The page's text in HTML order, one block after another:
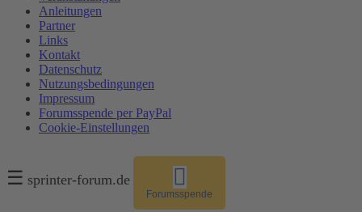
Anleitungen
Partner
Links
Kontakt
Datenschutz
Nutzungsbedingungen
Impressum
Forumsspende per PayPal
Cookie-Einstellungen
☰ sprinter-forum.de
Forumsspende